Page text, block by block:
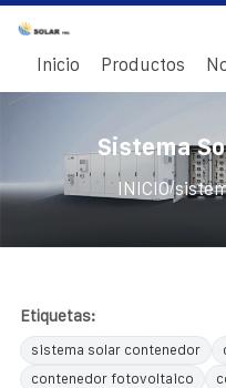
Inicio Productos
Sistema
INICIO/
Etiquetas:
sistema solar contenedor
contenedor fotovoltaico